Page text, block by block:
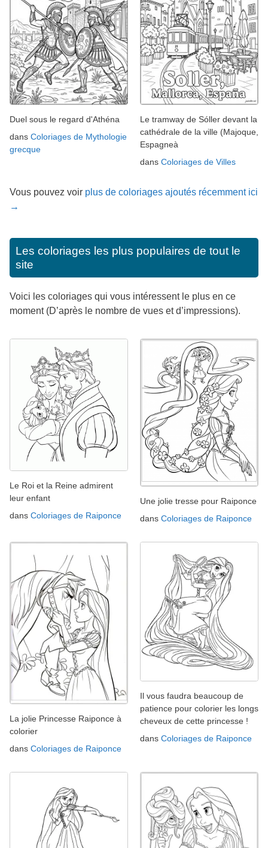
Duel sous le regard d'Athéna
dans Coloriages de Mythologie
grecque
Le tramway de Sóller devant la
cathédrale de la ville (Majoque,
Espagneà
dans Coloriages de Villes
Vous pouvez voir plus de coloriages ajoutés récemment ici
→
Les coloriages les plus populaires de tout le
site
Voici les coloriages qui vous intéressent le plus en ce
moment (D’après le nombre de vues et d’impressions).
Le Roi et la Reine admirent
leur enfant
dans Coloriages de Raiponce
Une jolie tresse pour Raiponce
dans Coloriages de Raiponce
La jolie Princesse Raiponce à
colorier
dans Coloriages de Raiponce
Il vous faudra beaucoup de
patience pour colorier les longs
cheveux de cette princesse !
dans Coloriages de Raiponce